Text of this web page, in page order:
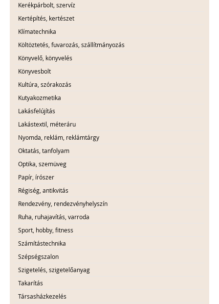
Kerékpárbolt, szervíz
Kertépítés, kertészet
Klímatechnika
Költöztetés, fuvarozás, szállítmányozás
Könyvelő, könyvelés
Könyvesbolt
Kultúra, szórakozás
Kutyakozmetika
Lakásfelújítás
Lakástextil, méteráru
Nyomda, reklám, reklámtárgy
Oktatás, tanfolyam
Optika, szemüveg
Papír, írószer
Régiség, antikvitás
Rendezvény, rendezvényhelyszín
Ruha, ruhajavítás, varroda
Sport, hobby, fitness
Számítástechnika
Szépségszalon
Szigetelés, szigetelőanyag
Takarítás
Társasházkezelés